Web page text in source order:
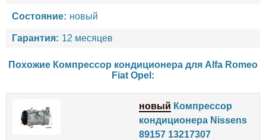
Состояние: новый
Гарантия: 12 месяцев
Похожие Компрессор кондиционера для Alfa Romeo
Fiat Opel :
новый Компрессор
кондиционера Nissens
89157 13217307